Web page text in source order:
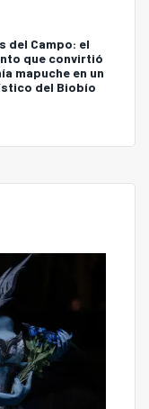
del Campo: el
que convirtió
mapuche en un
del Biobío